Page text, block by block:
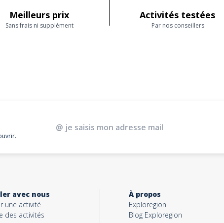
Meilleurs prix
Sans frais ni supplément
Activités testées
Par nos conseillers
avec nous
une activité
des activités
À propos
Exploregion
Blog Exploregion